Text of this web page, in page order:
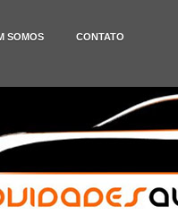
SOMOS CONTATO